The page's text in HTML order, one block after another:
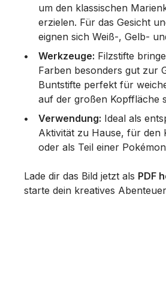
um den klassischen
erzielen. Für das Gesicht
eignen sich Weiß-, Gelb-
Werkzeuge: Filzstifte
Farben besonders gut zur
Buntstifte perfekt für
auf der großen Kopffläche
Verwendung: Ideal als
Aktivität zu Hause, für den
oder als Teil einer
Lade dir das Bild jetzt als PDF
starte dein kreatives